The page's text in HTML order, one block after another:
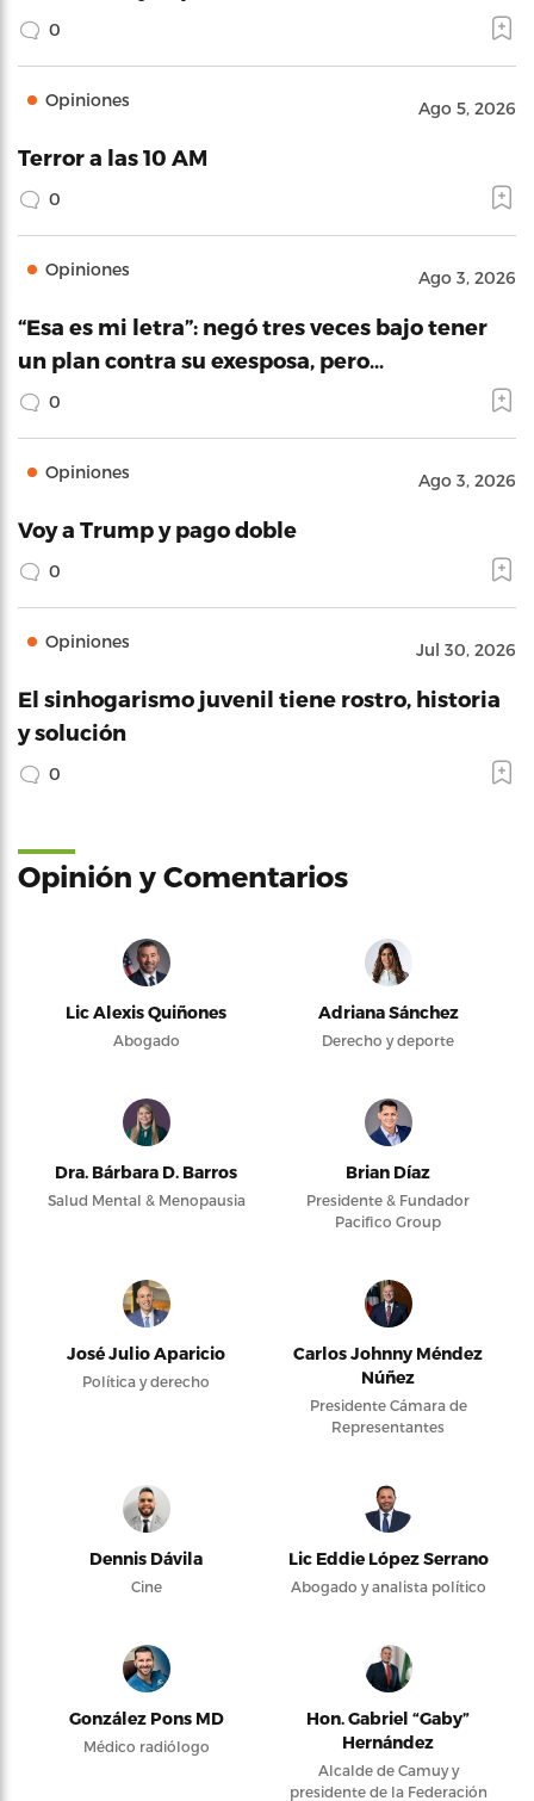
0
Opiniones Ago 5, 2026
Terror a las 10 AM
0
Opiniones Ago 3, 2026
“Esa es mi letra”: negó tres veces bajo tener
un plan contra su exesposa, pero…
0
Opiniones Ago 3, 2026
Voy a Trump y pago doble
0
Opiniones Jul 30, 2026
El sinhogarismo juvenil tiene rostro, historia
y solución
0
Opinión y Comentarios
Lic Alexis Quiñones
Abogado
Adriana Sánchez
Derecho y deporte
Dra. Bárbara D. Barros
Salud Mental & Menopausia
Brian Díaz
Presidente & Fundador
Pacifico Group
José Julio Aparicio
Política y derecho
Carlos Johnny Méndez
Núñez
Presidente Cámara de
Representantes
Dennis Dávila
Cine
Lic Eddie López Serrano
Abogado y analista político
González Pons MD
Médico radiólogo
Hon. Gabriel “Gaby”
Hernández
Alcalde de Camuy y
presidente de la Federación